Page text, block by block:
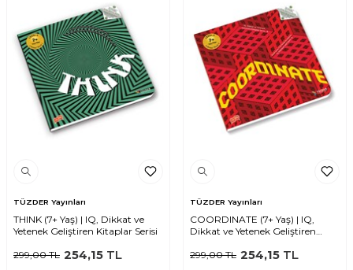
TÜZDER Yayınları
THINK (7+ Yaş) | IQ, Dikkat ve
Yetenek Geliştiren Kitaplar Serisi
299,00TL 254,15 TL
TÜZDER Yayınları
COORDINATE (7+ Yaş) | IQ,
Dikkat ve Yetenek Geliştiren
299,00TL 254,15 TL